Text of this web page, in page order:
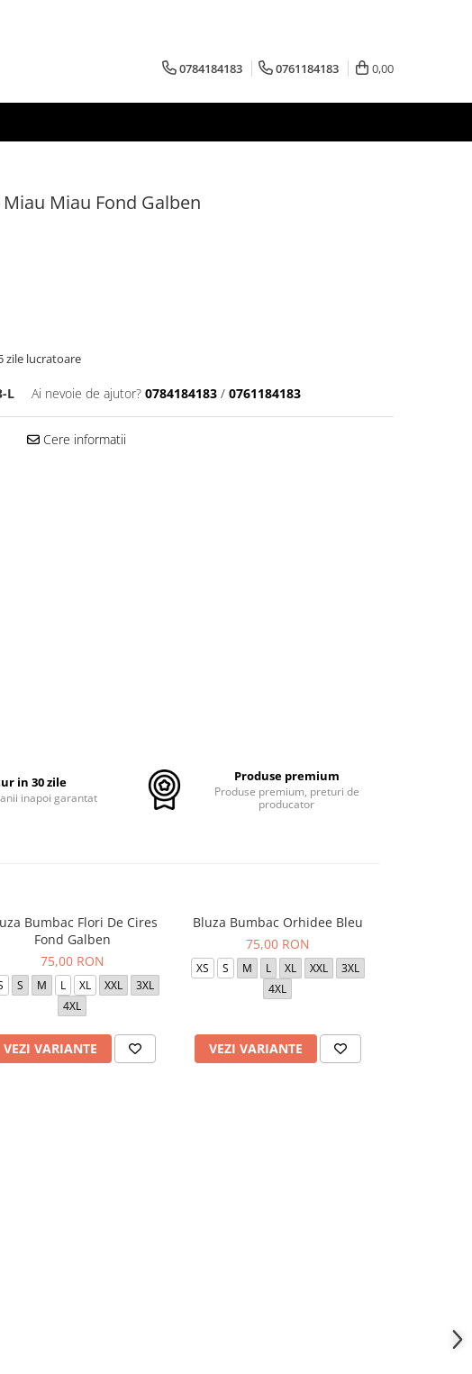
0784184183 0761184183 0,00
Miau Fond Galben
zile lucratoare
L Ai nevoie de ajutor? 0784184183 / 0761184183
Cere informatii
in 30 zile
inapoi garantat
Produse premium
Produse premium, preturi de
producator
Bumbac Flori De Cires
Fond Galben
75,00 RON
S M L XL XXL
3XL
4XL
VEZI VARIANTE
Bluza Bumbac Orhidee Bleu
75,00 RON
XS S M L XL XXL
3XL
4XL
VEZI VARIANTE